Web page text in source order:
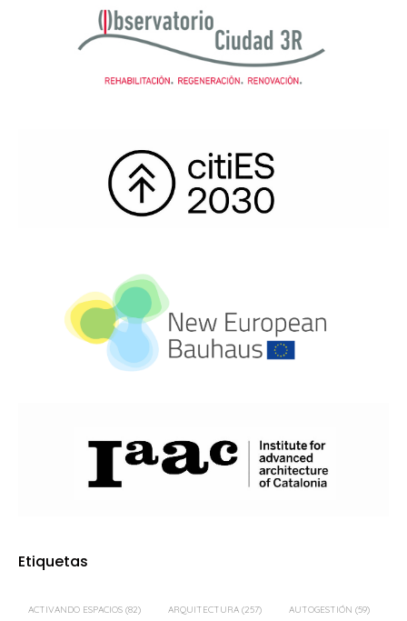
Etiquetas
ACTIVANDO ESPACIOS (82) ARQUITECTURA (257) AUTOGESTIÓN (59)